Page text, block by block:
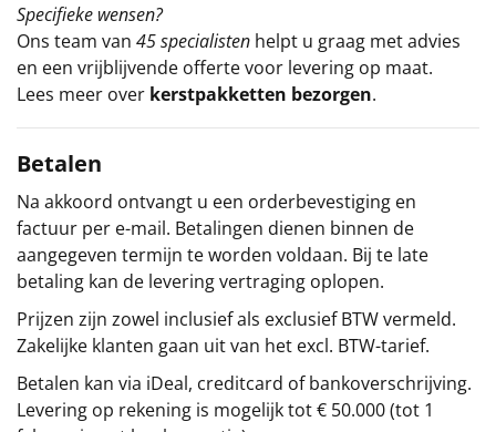
Specifieke wensen?
Ons team van 45 specialisten helpt u graag met advies
en een vrijblijvende offerte voor levering op maat.
Lees meer over kerstpakketten bezorgen.
Betalen
Na akkoord ontvangt u een orderbevestiging en
factuur per e-mail. Betalingen dienen binnen de
aangegeven termijn te worden voldaan. Bij te late
betaling kan de levering vertraging oplopen.
Prijzen zijn zowel inclusief als exclusief BTW vermeld.
Zakelijke klanten gaan uit van het excl. BTW-tarief.
Betalen kan via iDeal, creditcard of bankoverschrijving.
Levering op rekening is mogelijk tot € 50.000 (tot 1